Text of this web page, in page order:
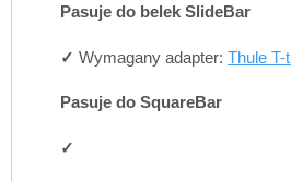
Pasuje do belek SlideBar
✓ Wymagany adapter: Thule T-
Pasuje do SquareBar
✓